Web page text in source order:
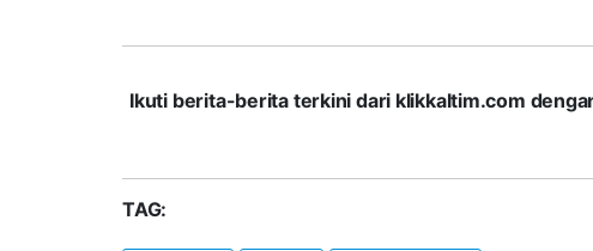
Ikuti berita-berita terkini dari klikkaltim.com
TAG: